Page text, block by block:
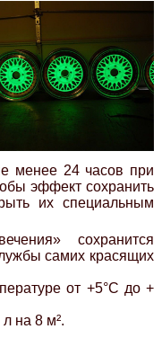
менее 24 часов при
эффект сохранить
их специальным
сохранится
самих красящих
от +5°С до +
на 8 м².